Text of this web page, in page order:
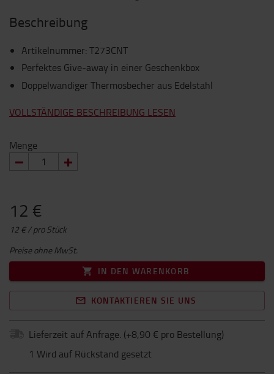
Beschreibung
Artikelnummer: T273CNT
Perfektes Give-away in einer Geschenkbox
Doppelwandiger Thermosbecher aus Edelstahl
VOLLSTÄNDIGE BESCHREIBUNG LESEN
Menge
12 €
12 € / pro Stück
Preise ohne MwSt.
IN DEN WARENKORB
KONTAKTIEREN SIE UNS
Lieferzeit auf Anfrage. (+8,90 € pro Bestellung)
1 Wird auf Rückstand gesetzt